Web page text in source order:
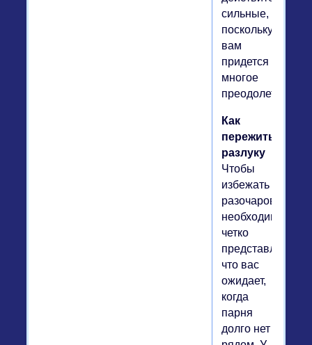
сильные,
поскольку
вам
придется
многое
преодолеть.
Как
пережить
разлуку
Чтобы
избежать
разочарований,
необходимо
четко
представлять,
что вас
ожидает,
когда
парня
долго нет